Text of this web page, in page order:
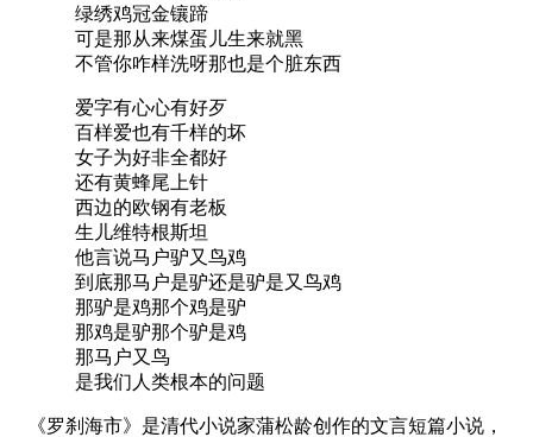
绿绣鸡冠金镶蹄
可是那从来煤蛋儿生来就黑
不管你咋样洗呀那也是个脏东西
爱字有心心有好歹
百样爱也有千样的坏
女子为好非全都好
还有黄蜂尾上针
西边的欧钢有老板
生儿维特根斯坦
他言说马户驴又鸟鸡
到底那马户是驴还是驴是又鸟鸡
那驴是鸡那个鸡是驴
那鸡是驴那个驴是鸡
那马户又鸟
是我们人类根本的问题
《罗刹海市》是清代小说家蒲松龄创作的文言短篇小说，